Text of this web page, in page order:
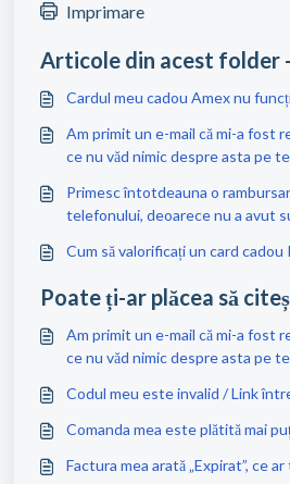
Imprimare
Articole din acest folder -
Cardul meu cadou Amex nu
Am primit un e-mail că mi-a fost
ce nu văd nimic despre asta pe
Primesc întotdeauna o
telefonului, deoarece nu a avut
Cum să valorificați un card cadou
Poate ți-ar plăcea să
Am primit un e-mail că mi-a fost
ce nu văd nimic despre asta pe
Codul meu este invalid / Link
Comanda mea este plătită mai
Factura mea arată „Expirat”, ce